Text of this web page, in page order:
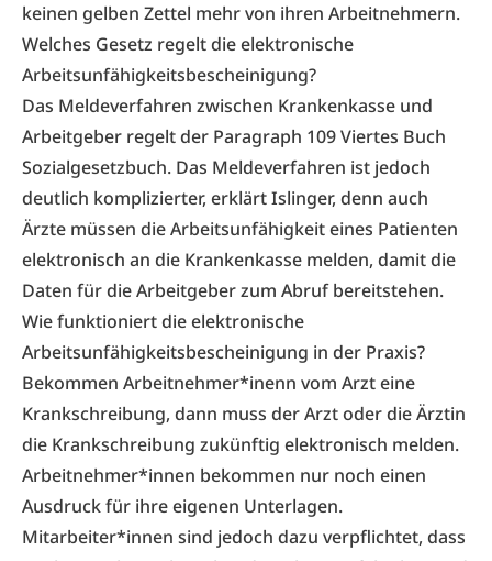
keinen gelben Zettel mehr von ihren Arbeitnehmern.
Welches Gesetz regelt die elektronische
Arbeitsunfähigkeitsbescheinigung?
Das Meldeverfahren zwischen Krankenkasse und
Arbeitgeber regelt der Paragraph 109 Viertes Buch
Sozialgesetzbuch. Das Meldeverfahren ist jedoch
deutlich komplizierter, erklärt Islinger, denn auch
Ärzte müssen die Arbeitsunfähigkeit eines Patienten
elektronisch an die Krankenkasse melden, damit die
Daten für die Arbeitgeber zum Abruf bereitstehen.
Wie funktioniert die elektronische
Arbeitsunfähigkeitsbescheinigung in der Praxis?
Bekommen Arbeitnehmer*inenn vom Arzt eine
Krankschreibung, dann muss der Arzt oder die Ärztin
die Krankschreibung zukünftig elektronisch melden.
Arbeitnehmer*innen bekommen nur noch einen
Ausdruck für ihre eigenen Unterlagen.
Mitarbeiter*innen sind jedoch dazu verpflichtet, dass